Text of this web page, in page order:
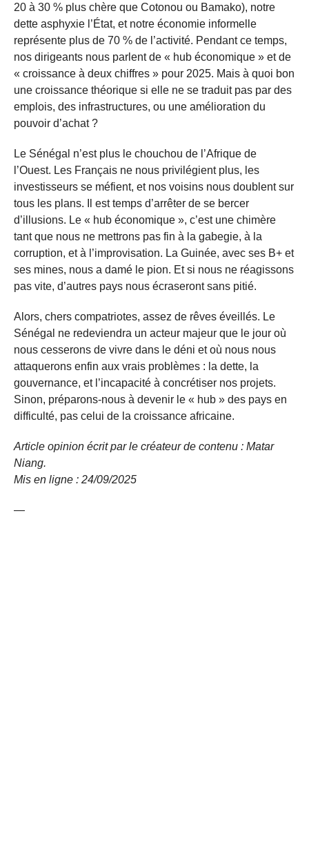
20 à 30 % plus chère que Cotonou ou Bamako), notre
dette asphyxie l’État, et notre économie informelle
représente plus de 70 % de l’activité. Pendant ce temps,
nos dirigeants nous parlent de « hub économique » et de
« croissance à deux chiffres » pour 2025. Mais à quoi bon
une croissance théorique si elle ne se traduit pas par des
emplois, des infrastructures, ou une amélioration du
pouvoir d’achat ?
Le Sénégal n’est plus le chouchou de l’Afrique de
l’Ouest. Les Français ne nous privilégient plus, les
investisseurs se méfient, et nos voisins nous doublent sur
tous les plans. Il est temps d’arrêter de se bercer
d’illusions. Le « hub économique », c’est une chimère
tant que nous ne mettrons pas fin à la gabegie, à la
corruption, et à l’improvisation. La Guinée, avec ses B+ et
ses mines, nous a damé le pion. Et si nous ne réagissons
pas vite, d’autres pays nous écraseront sans pitié.
Alors, chers compatriotes, assez de rêves éveillés. Le
Sénégal ne redeviendra un acteur majeur que le jour où
nous cesserons de vivre dans le déni et où nous nous
attaquerons enfin aux vrais problèmes : la dette, la
gouvernance, et l’incapacité à concrétiser nos projets.
Sinon, préparons-nous à devenir le « hub » des pays en
difficulté, pas celui de la croissance africaine.
Article opinion écrit par le créateur de contenu : Matar
Niang.
Mis en ligne : 24/09/2025
—